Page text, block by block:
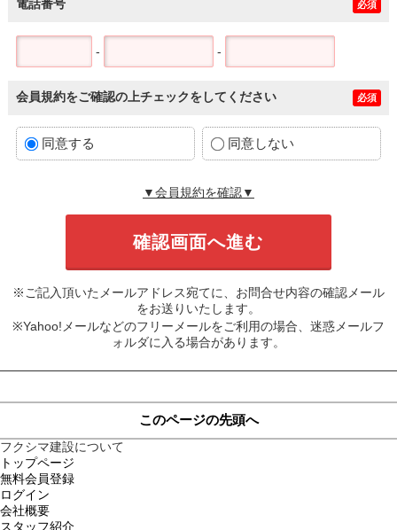
電話番号 必須
- -
会員規約をご確認の上チェックをしてください 必須
同意する 同意しない
▼会員規約を確認▼
※ご記入頂いたメールアドレス宛てに、お問合せ内容の確認メール
をお送りいたします。
※Yahoo!メールなどのフリーメールをご利用の場合、迷惑メールフ
ォルダに入る場合があります。
このページの先頭へ
フクシマ建設について
トップページ
無料会員登録
ログイン
会社概要
スタッフ紹介